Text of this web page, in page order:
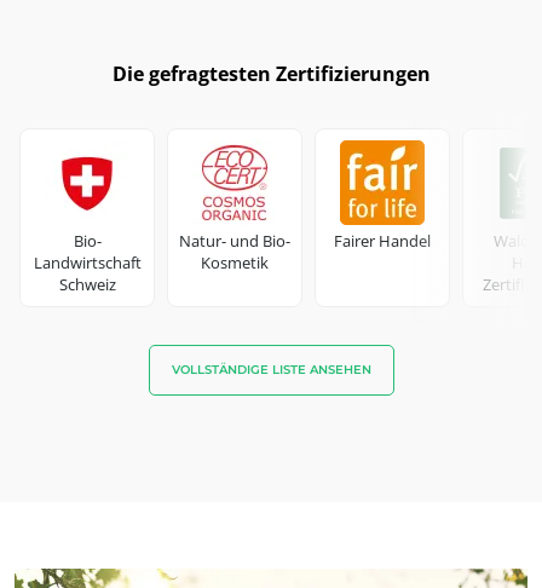
Karriere
Die gefragtesten Zertifizierungen
VOLLSTÄNDIGE LISTE ANSEHEN
Bio-
Landwirtschaft
Schweiz
Natur- und Bio-
Kosmetik
Fairer Handel
Wald-